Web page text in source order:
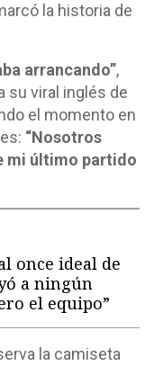
la historia de
arrancando”,
su viral inglés de
el momento en
“Nosotros
mi último partido
once ideal de
a ningún
el equipo”
la camiseta